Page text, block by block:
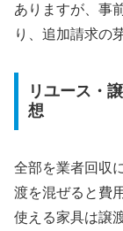
ありますが、事
り、追加請求の
リユース・
想
全部を業者回収
渡を混ぜると費
使える家具は譲